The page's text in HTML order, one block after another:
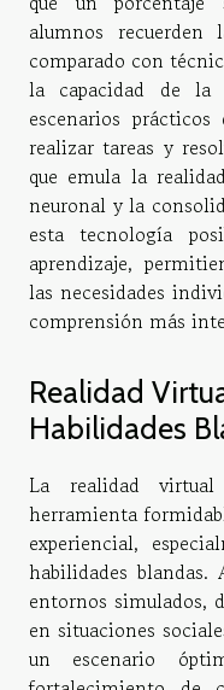
alumnos
comparado con
la capacidad de la
escenarios
realizar tareas y
que emula la
neuronal y la
esta tecnología
aprendizaje,
las necesidades
comprensión más
Realidad
Habilidades
La realidad
herramienta
experiencial,
habilidades
entornos simulados,
en situaciones
un escenario